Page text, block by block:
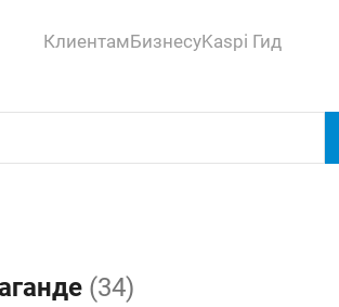
КлиентамБизнесуKaspi Гид
(34)